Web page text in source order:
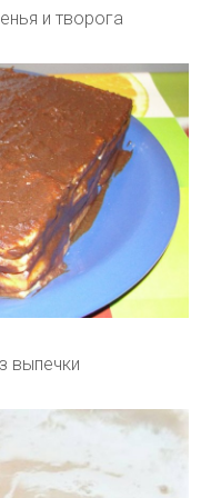
и творога
выпечки